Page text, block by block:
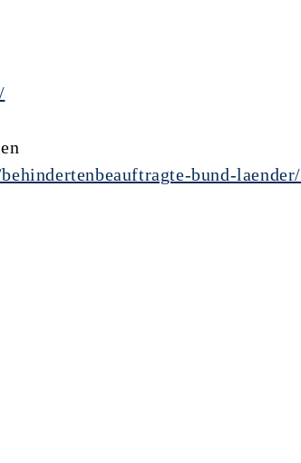
bund-laender/